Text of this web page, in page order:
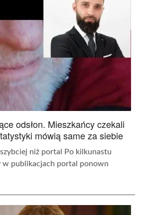
odsłon. Mieszkańcy czekali
mówią same za siebie
niż portal Po kilkunastu
w publikacjach portal ponown